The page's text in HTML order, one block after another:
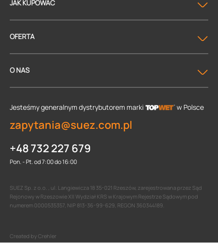
JAK KUPOWAĆ
OFERTA
O NAS
Jesteśmy generalnym dystrybutorem marki w Polsce
zapytania@suez.com.pl
+48 732 227 679
Pon. - Pt. od 7:00 do 16:00
SUEZ Sp. z o.o. , ul. Langiewicza 18 35-021 Rzeszów, zarejestrowana przez Sąd
Rejonowy w Rzeszowie XII Wydział KRS w Krajowym Rejestrze Sądowym pod
numerem 0000535357, NIP 813-36-99-629, REGON 360344189.
Created by Crehler